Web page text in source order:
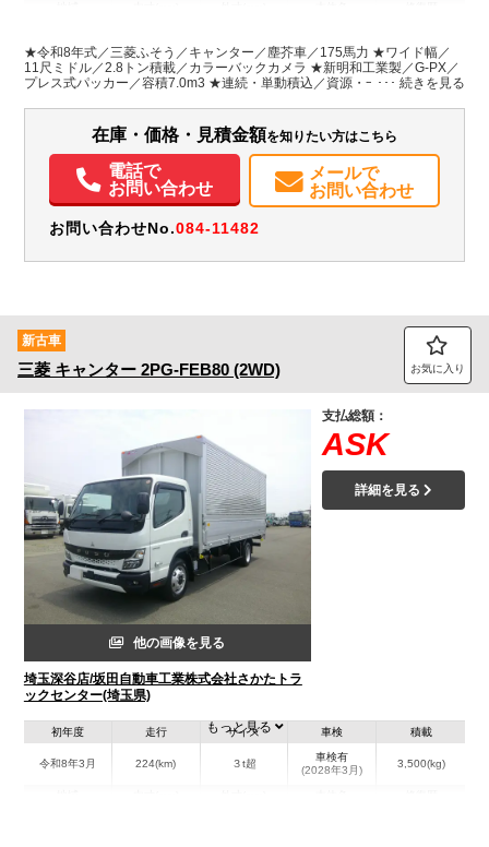
埼玉県
W:2,120
H:2,570
無
パワステ パワーウィンドウ ABS エアバッグ
集中ドアロック
電動格納ミラー
ETC バックモニター
取扱説明書（一部含む）
メンテナンスノート（保証書）
★令和8年式／三菱ふそう／キャンター／塵芥車／175馬力 ★ワイド幅／
11尺ミドル／2.8トン積載／カラーバックカメラ ★新明和工業製／G-PX／
プレス式パッカー／容積7.0m3 ★連続・単動積込／資源・一般モード／汚
在庫・価格・見積金額を知りたい方はこちら
電話で
お問い合わせ
メールで
お問い合わせ
お問い合わせNo.084-11482
新古車
三菱 キャンター 2PG-FEB80 (2WD) お気に入り
他の画像を見る
埼玉深谷店/坂田自動車工業株式会社さかたトラ
ックセンター(埼玉県)
支払総額：
ASK
詳細を見る
初年度
令和8年3月
走行
224(km)
サイズ
３t超
車検
車検有
(2028年3月)
積載
3,500(kg)
もっと見る